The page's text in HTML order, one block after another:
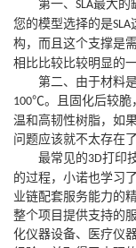
第一、 SLA最大的
您的模型选择的是SLA
构，而且这个支撑是
相比比较比较明显的一
第二、由于材料
100℃。且固化后较脆
温和高韧性树脂，如
问题应该就不太存在了
最常见的3D打印
的过程，小诺也学习
业链配套服务能力的
整个项目提供支持的
化仪器设备、医疗仪